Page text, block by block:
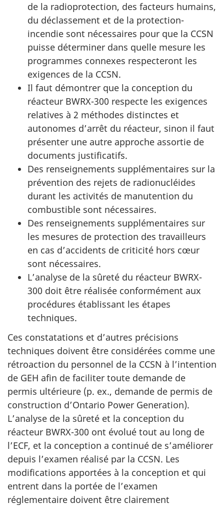
de la radioprotection, des facteurs humains,
du déclassement et de la protection-
incendie sont nécessaires pour que la CCSN
puisse déterminer dans quelle mesure les
programmes connexes respecteront les
exigences de la CCSN.
Il faut démontrer que la conception du
réacteur BWRX-300 respecte les exigences
relatives à 2 méthodes distinctes et
autonomes d’arrêt du réacteur, sinon il faut
présenter une autre approche assortie de
documents justificatifs.
Des renseignements supplémentaires sur la
prévention des rejets de radionucléides
durant les activités de manutention du
combustible sont nécessaires.
Des renseignements supplémentaires sur
les mesures de protection des travailleurs
en cas d’accidents de criticité hors cœur
sont nécessaires.
L’analyse de la sûreté du réacteur BWRX-
300 doit être réalisée conformément aux
procédures établissant les étapes
techniques.
Ces constatations et d’autres précisions
techniques doivent être considérées comme une
rétroaction du personnel de la CCSN à l’intention
de GEH afin de faciliter toute demande de
permis ultérieure (p. ex., demande de permis de
construction d’Ontario Power Generation).
L’analyse de la sûreté et la conception du
réacteur BWRX-300 ont évolué tout au long de
l’ECF, et la conception a continué de s’améliorer
depuis l’examen réalisé par la CCSN. Les
modifications apportées à la conception et qui
entrent dans la portée de l’examen
réglementaire doivent être clairement